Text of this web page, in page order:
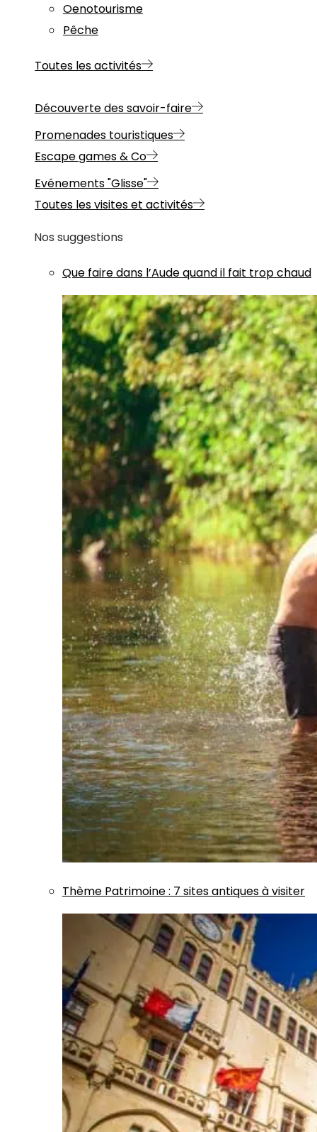
Oenotourisme
Pêche
Toutes les activités
Découverte des savoir-faire
Promenades touristiques
Escape games & Co
Evénements "Glisse"
Toutes les visites et activités
Nos suggestions
Que faire dans l’Aude quand il fait trop chaud
Thème Patrimoine: 7 sites antiques à visiter